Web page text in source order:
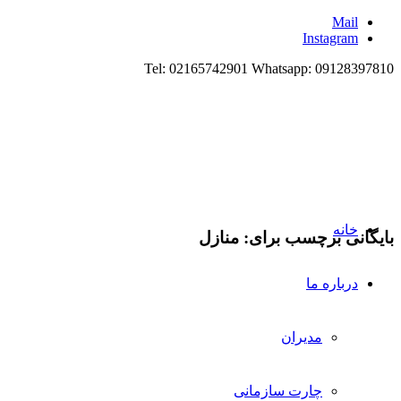
Tel: 02165742901 Whatsapp:
ما
مدیران
چارت سازمانی
برچسب برای:منازل